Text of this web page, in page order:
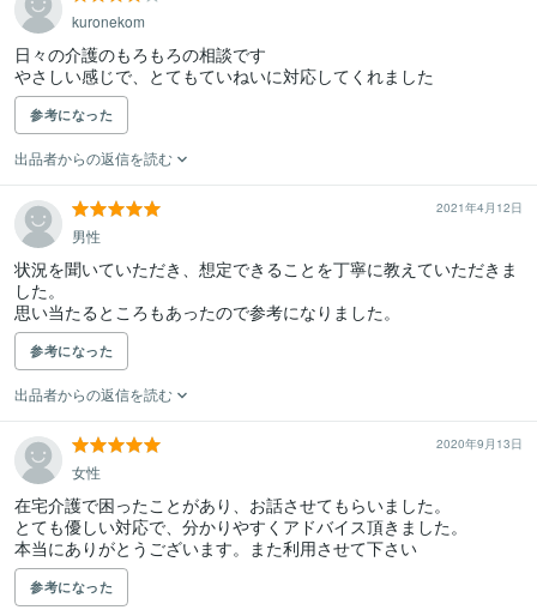
kuronekom
日々の介護のもろもろの相談です
やさしい感じで、とてもていねいに対応してくれました
参考になった
出品者からの返信を読む
2021年4月12日
男性
状況を聞いていただき、想定できることを丁寧に教えていただきま
した。
思い当たるところもあったので参考になりました。
参考になった
出品者からの返信を読む
2020年9月13日
女性
在宅介護で困ったことがあり、お話させてもらいました。
とても優しい対応で、分かりやすくアドバイス頂きました。
本当にありがとうございます。また利用させて下さい
参考になった